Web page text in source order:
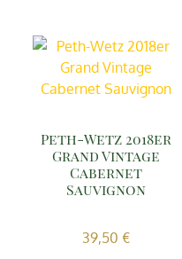
Peth-Wetz 2018er
Grand Vintage
Cabernet
Sauvignon
39,50 €